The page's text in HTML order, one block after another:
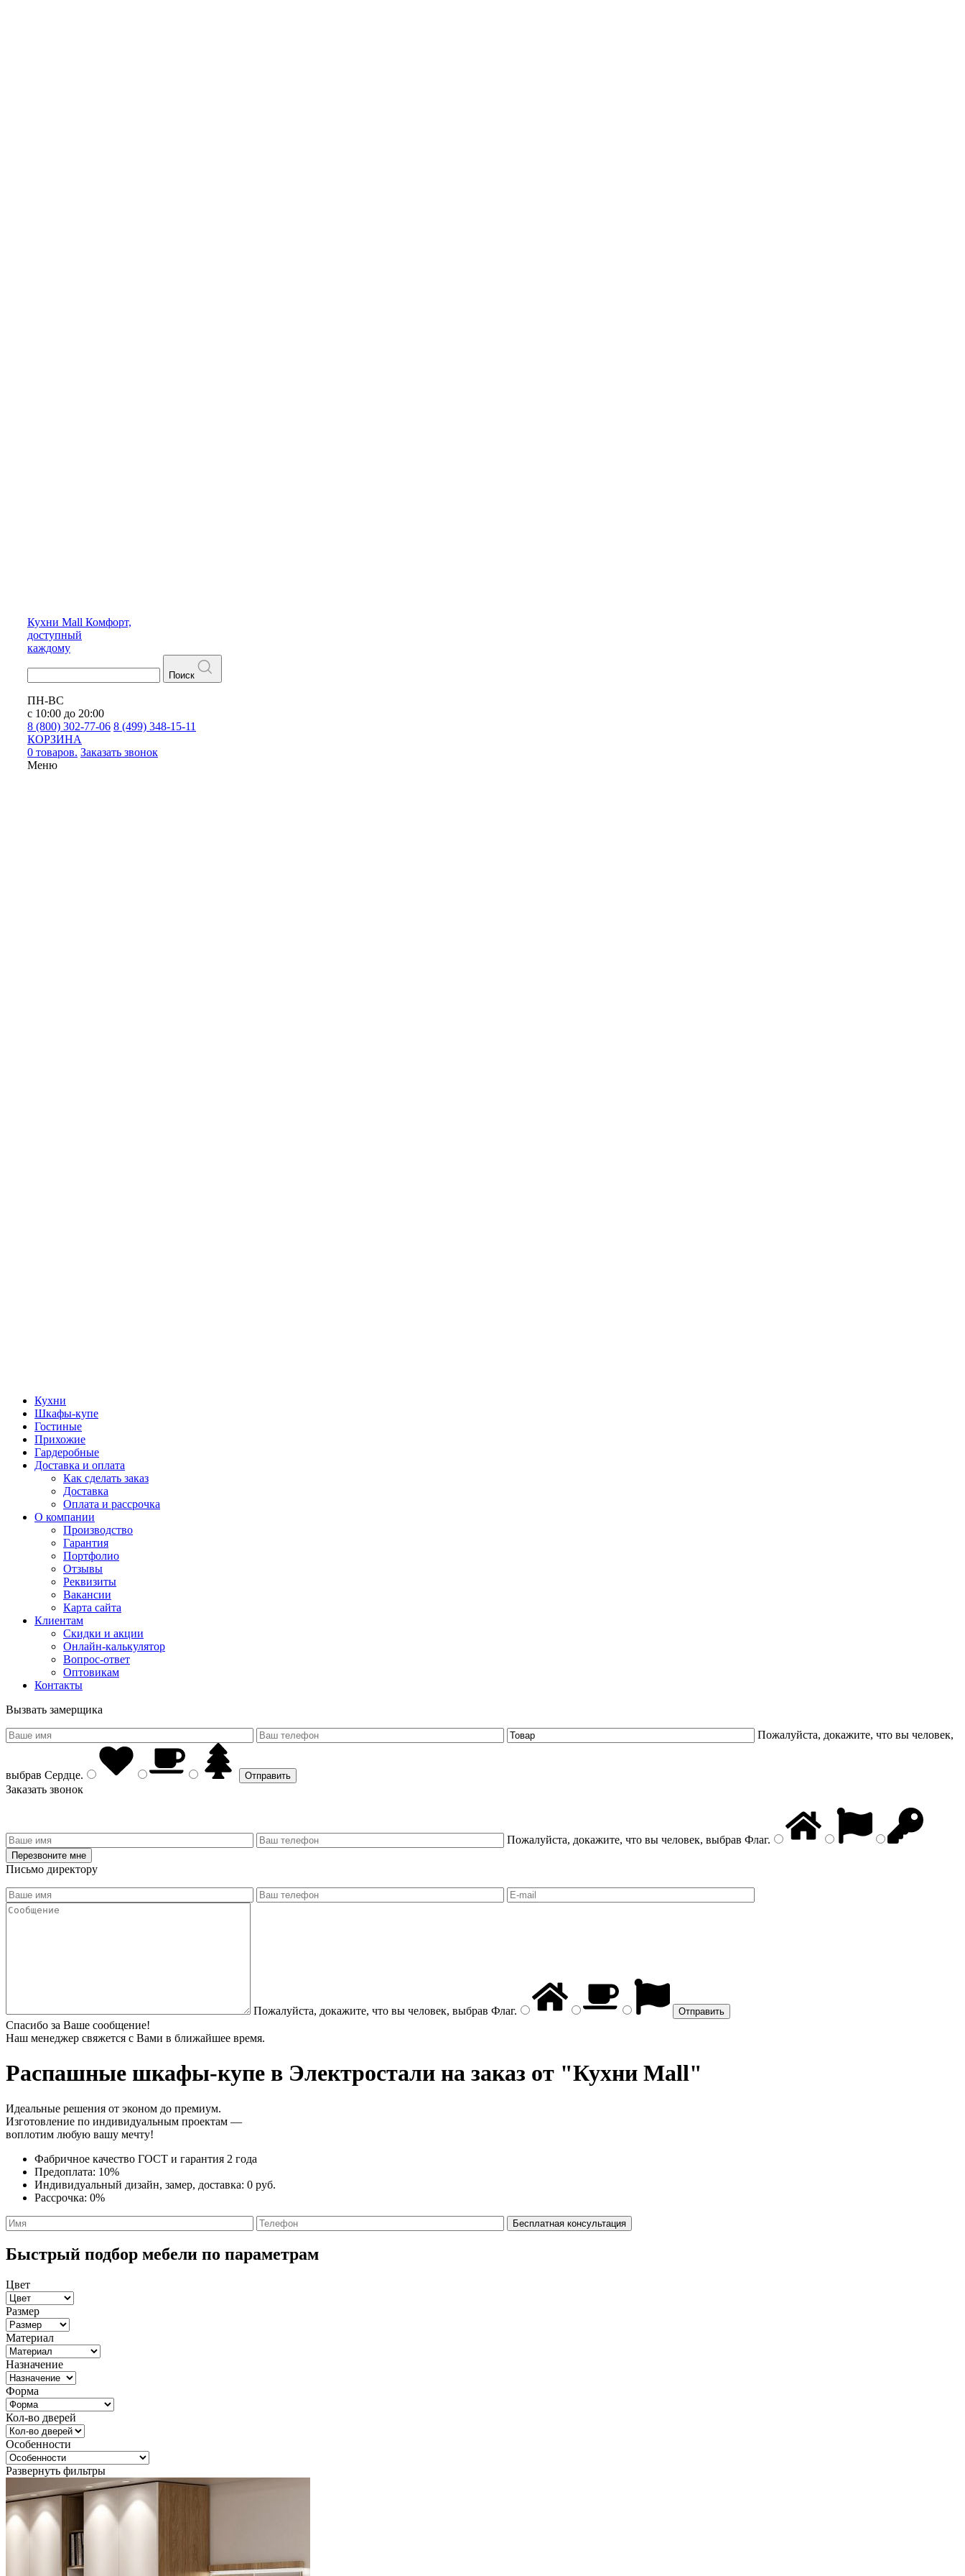
Кухни Mall Комфорт,
доступный
каждому
Поиск
ПН-ВС
с 10:00 до 20:00
8 (800) 302-77-06 8 (499) 348-15-11
КОРЗИНА
0 товаров. Заказать звонок
Меню
Кухни
Шкафы-купе
Гостиные
Прихожие
Гардеробные
Доставка и оплата
Как сделать заказ
Доставка
Оплата и рассрочка
О компании
Производство
Гарантия
Портфолио
Отзывы
Реквизиты
Вакансии
Карта сайта
Клиентам
Скидки и акции
Онлайн-калькулятор
Вопрос-ответ
Оптовикам
Контакты
Вызвать замерщика
Пожалуйста, докажите, что вы человек,
выбрав Сердце.
Заказать звонок
Пожалуйста, докажите, что вы человек, выбрав Флаг.
Письмо директору
Пожалуйста, докажите, что вы человек, выбрав Флаг.
Спасибо за Ваше сообщение!
Наш менеджер свяжется с Вами в ближайшее время.
Распашные шкафы-купе в Электростали на заказ от "Кухни Mall"
Идеальные решения от эконом до премиум.
Изготовление по индивидуальным проектам —
воплотим любую вашу мечту!
Фабричное качество ГОСТ и гарантия 2 года
Предоплата: 10%
Индивидуальный дизайн, замер, доставка: 0 руб.
Рассрочка: 0%
Быстрый подбор мебели по параметрам
Цвет
Размер
Материал
Назначение
Форма
Кол-во дверей
Особенности
Развернуть фильтры